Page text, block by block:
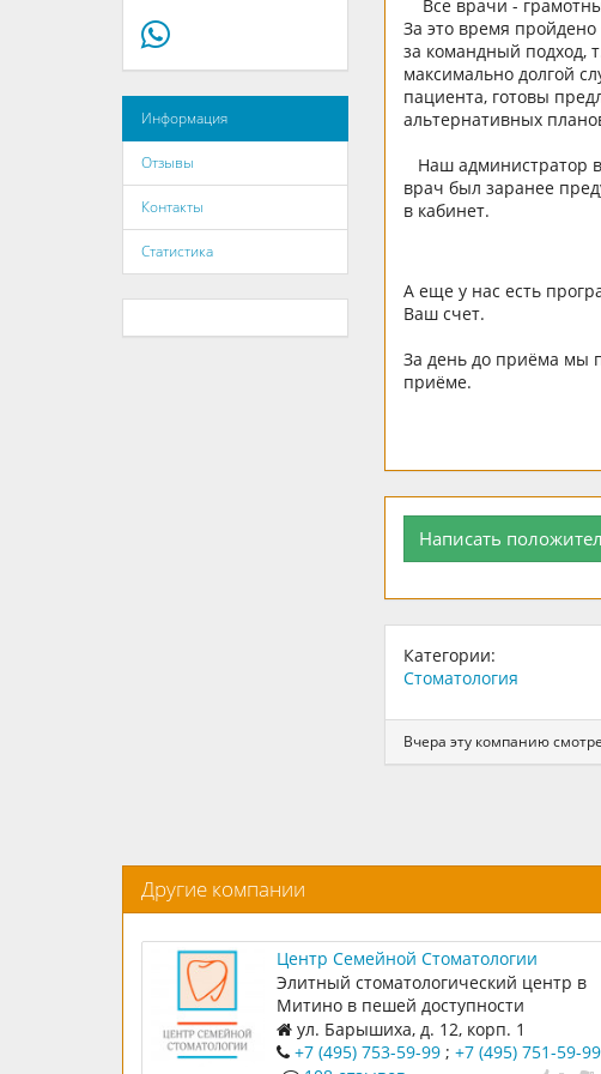
Информация
Отзывы
Контакты
Статистика
Все врачи -
За это время
за командный подход,
максимально долгой
пациента, готовы
альтернативных
Наш администратор
врач был заранее
в кабинет.
А еще у нас есть
Ваш счет.
За день до приёма мы
приёме.
Написать
Категории:
Стоматология
Вчера эту компанию
Другие компании
Центр Семейной Стоматологии
Элитный стоматологический центр в
Митино в пешей доступности
ул. Барышиха, д. 12, корп. 1
+7 (495) 753-59-99 ; +7 (495) 751-59-99